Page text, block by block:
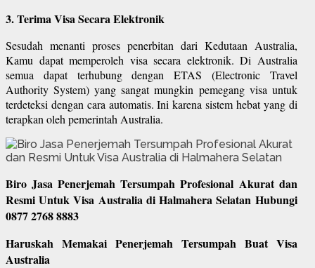
3. Terima Visa Secara Elektronik
Sesudah menanti proses penerbitan dari Kedutaan Australia,
Kamu dapat memperoleh visa secara elektronik. Di Australia
semua dapat terhubung dengan ETAS (Electronic Travel
Authority System) yang sangat mungkin pemegang visa untuk
terdeteksi dengan cara automatis. Ini karena sistem hebat yang di
terapkan oleh pemerintah Australia.
Biro Jasa Penerjemah Tersumpah Profesional Akurat dan
Resmi Untuk Visa Australia di Halmahera Selatan Hubungi
0877 2768 8883
Haruskah Memakai Penerjemah Tersumpah Buat Visa
Australia